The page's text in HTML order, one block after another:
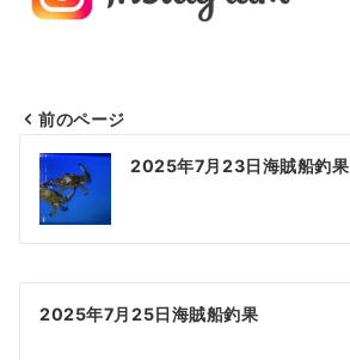
投
稿
ナ
ビ
ゲ
前のページ
2025年7月23日海賊船釣果
2025年7月25日海賊船釣果